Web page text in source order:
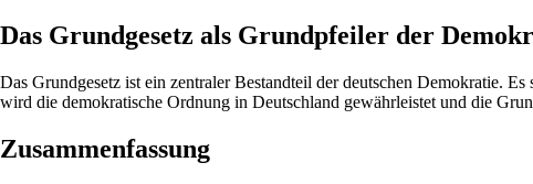
Das Grundgesetz als Grundpfeiler der
Das Grundgesetz ist ein zentraler Bestandteil der deutschen Demokratie.
wird die demokratische Ordnung in Deutschland gewährleistet und die
Zusammenfassung